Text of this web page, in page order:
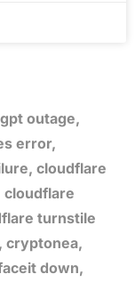
outage,
error,
, cloudflare
cloudflare
turnstile
, cryptonea,
down,